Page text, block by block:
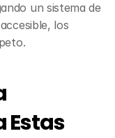
un sistema de
los
Estas